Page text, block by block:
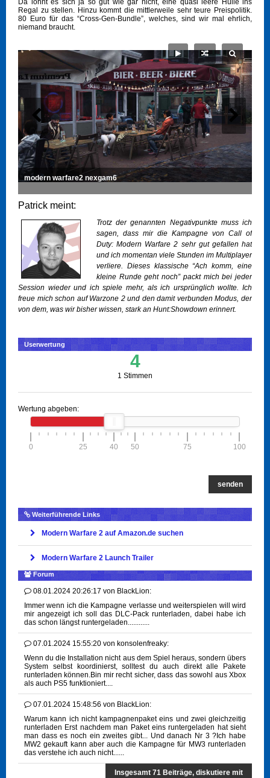
Da lohnt es sich ja so gut wie gar nicht, eine quasi leere Hülle ins
Regal zu stellen. Hinzu kommt die mittlerweile sehr teure Preispolitik.
80 Euro für das “Cross-Gen-Bundle”, welches, sind wir mal ehrlich,
niemand braucht.
modern warfare2 nexgam6
Patrick meint:
Trotz der genannten Negativpunkte muss ich
sagen, dass mir die Kampagne von Call of
Duty: Modern Warfare 2 sehr gut gefallen hat
und ich momentan viele Stunden im Multiplayer
verliere. Dieses klassische “Ach komm, eine
kleine Runde geht noch” packt mich bei jeder
Session wieder und ich spiele mehr, als ich ursprünglich wollte. Ich
freue mich schon auf Warzone 2 und den damit verbunden Modus, der
von dem, was wir bisher wissen, stark an Hunt:Showdown erinnert.
Userwertung
4
1 Stimmen
Wertung abgeben:
0 25 40 50 75 100
senden
Weiterführende Links
Modern Warfare 2 auf Amazon.de suchen
Modern Warfare 2 Launch Trailer
Forum
08.01.2024 20:26:17 von BlackLion:
Immer wenn ich die Kampagne verlasse und weiterspielen will wird
mir angezeigt ich soll das DLC-Pack runterladen, dabei habe ich
das schon längst runtergeladen............
07.01.2024 15:55:20 von konsolenfreaky:
Wenn du die Installation nicht aus dem Spiel heraus, sondern übers
System selbst koordinierst, solltest du auch direkt alle Pakete
runterladen können.Bin mir recht sicher, dass das sowohl aus Xbox
als auch PS5 funktioniert....
07.01.2024 15:48:56 von BlackLion:
Warum kann ich nicht kampagnenpaket eins und zwei gleichzeitig
runterladen Erst nachdem man Paket eins runtergeladen hat sieht
man dass es noch ein zweites gibt... Und danach Nr 3 ?Ich habe
MW2 gekauft kann aber auch die Kampagne für MW3 runterladen
das verstehe ich auch nicht......
Insgesamt 71 Beiträge, diskutiere mit